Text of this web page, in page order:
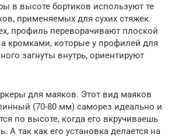
в высоте бортиков используют те
применяемых для сухих стяжек.
профиль переворачивают плоской
а кромками, которые у профилей для
загнуты внутрь, ориентируют
для маяков. Этот вид маяков
(70-80 мм) саморез идеально и
по высоте, когда его вкручиваешь
А так как его установка делается на